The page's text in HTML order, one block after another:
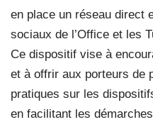
en place un réseau direct
sociaux de l’Office et les
Ce dispositif vise à
et à offrir aux porteurs de
pratiques sur les
en facilitant les